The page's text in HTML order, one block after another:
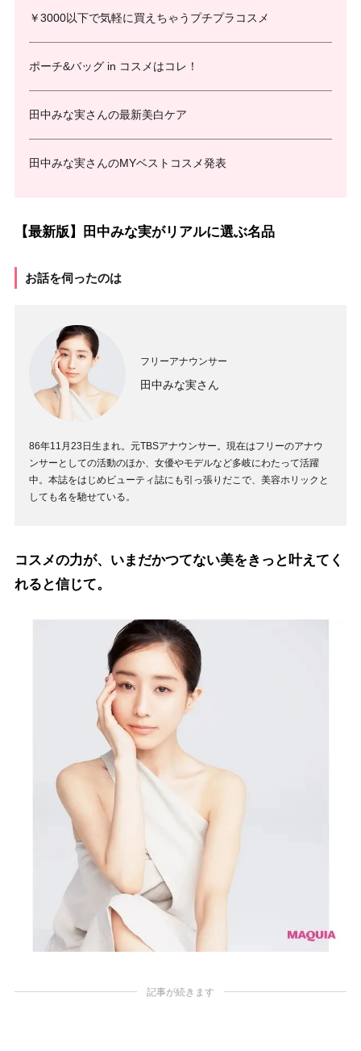
￥3000以下で気軽に買えちゃうプチプラコスメ
ポーチ&バッグ in コスメはコレ！
田中みな実さんの最新美白ケア
田中みな実さんのMYベストコスメ発表
【最新版】田中みな実がリアルに選ぶ名品
お話を伺ったのは
フリーアナウンサー
田中みな実さん
86年11月23日生まれ。元TBSアナウンサー。現在はフリーのアナウ
ンサーとしての活動のほか、女優やモデルなど多岐にわたって活躍
中。本誌をはじめビューティ誌にも引っ張りだこで、美容ホリックと
しても名を馳せている。
コスメの力が、いまだかつてない美をきっと叶えてく
れると信じて。
記事が続きます